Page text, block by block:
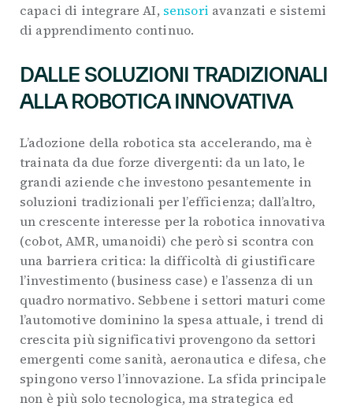
capaci di integrare AI, sensori avanzati e sistemi
di apprendimento continuo.
DALLE SOLUZIONI TRADIZIONALI
ALLA ROBOTICA INNOVATIVA
L’adozione della robotica sta accelerando, ma è
trainata da due forze divergenti: da un lato, le
grandi aziende che investono pesantemente in
soluzioni tradizionali per l’efficienza; dall’altro,
un crescente interesse per la robotica innovativa
(cobot, AMR, umanoidi) che però si scontra con
una barriera critica: la difficoltà di giustificare
l’investimento (business case) e l’assenza di un
quadro normativo. Sebbene i settori maturi come
l’automotive dominino la spesa attuale, i trend di
crescita più significativi provengono da settori
emergenti come sanità, aeronautica e difesa, che
spingono verso l’innovazione. La sfida principale
non è più solo tecnologica, ma strategica ed